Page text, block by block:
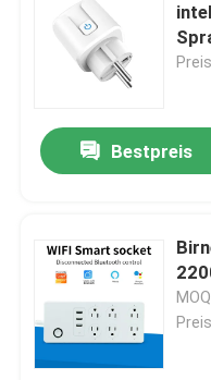
Bestpreis